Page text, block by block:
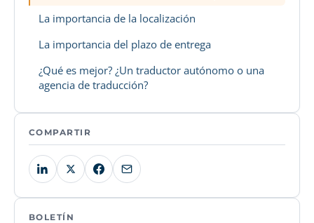
La importancia de la localización
La importancia del plazo de entrega
¿Qué es mejor? ¿Un traductor autónomo o una
agencia de traducción?
COMPARTIR
BOLETÍN